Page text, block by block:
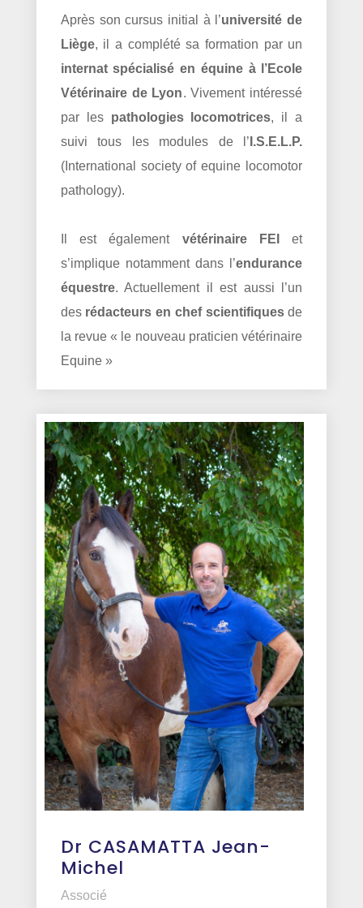
Après son cursus initial à l’université de
Liège, il a complété sa formation par un
internat spécialisé en équine à l’Ecole
Vétérinaire de Lyon. Vivement intéressé
par lespathologies locomotrices, il a
suivi tous les modules de l’ I.S.E.L.P.
(International society of equine locomotor
pathology).
Il est également vétérinaire FEI
et
s’implique notamment dans l’endurance
équestre. Actuellement il est aussi l’un
des rédacteurs en chef scientifiquesde
la revue « le nouveau praticien vétérinaire
Equine »
Dr CASAMATTA Jean-
Michel
Associé